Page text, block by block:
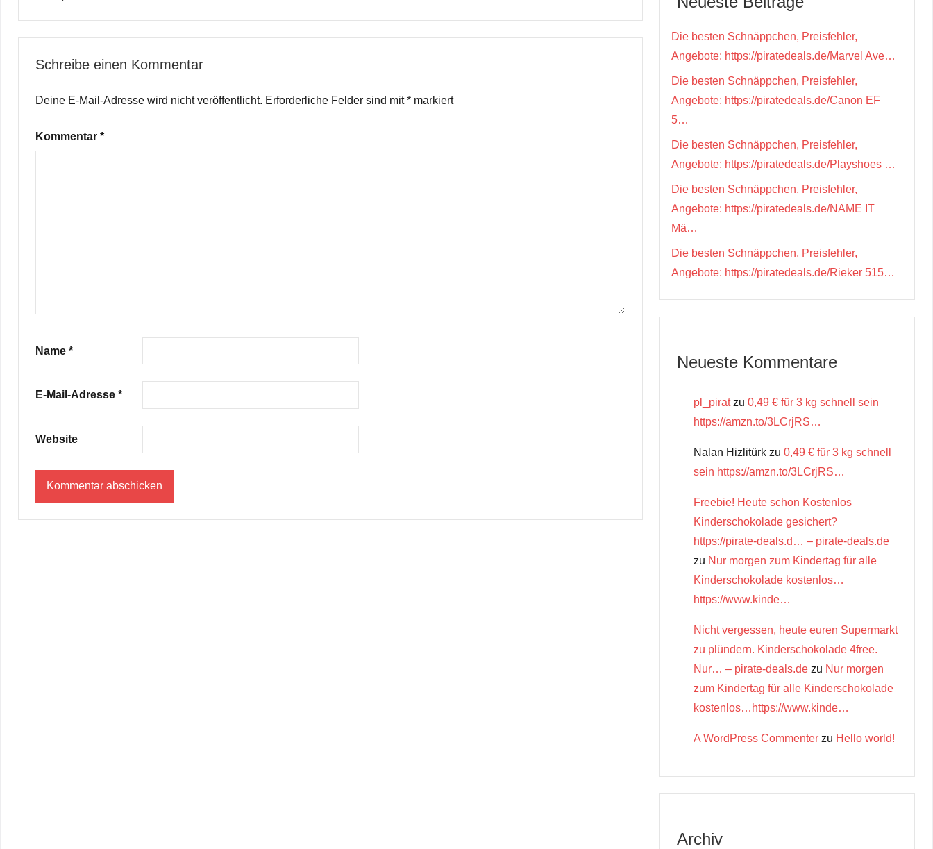
Schreibe einen Kommentar
Deine E-Mail-Adresse wird nicht veröffentlicht. Erforderliche Felder sind mit* markiert
Kommentar *
Name *
E-Mail-Adresse *
Website
Die besten Schnäppchen, Preisfehler,
Angebote: https://piratedeals.de/Marvel Ave…
Die besten Schnäppchen, Preisfehler,
Angebote: https://piratedeals.de/Canon EF
5…
Die besten Schnäppchen, Preisfehler,
Angebote: https://piratedeals.de/Playshoes …
Die besten Schnäppchen, Preisfehler,
Angebote: https://piratedeals.de/NAME IT
Mä…
Die besten Schnäppchen, Preisfehler,
Angebote: https://piratedeals.de/Rieker 515…
Neueste Kommentare
pl_piratzu 0,49 € für 3 kg schnell sein
https://amzn.to/3LCrjRS…
Nalan Hizlitürk zu 0,49 € für 3 kg schnell
sein https://amzn.to/3LCrjRS…
Freebie! Heute schon Kostenlos
Kinderschokolade gesichert?
https://pirate-deals.d… – pirate-deals.de
zu Nur morgen zum Kindertag für alle
Kinderschokolade kostenlos…
https://www.kinde…
Nicht vergessen, heute euren Supermarkt
zu plündern. Kinderschokolade 4free.
Nur… – pirate-deals.de zu Nur morgen
zum Kindertag für alle Kinderschokolade
kostenlos…https://www.kinde…
A WordPress Commenter zu Hello world!
Archiv